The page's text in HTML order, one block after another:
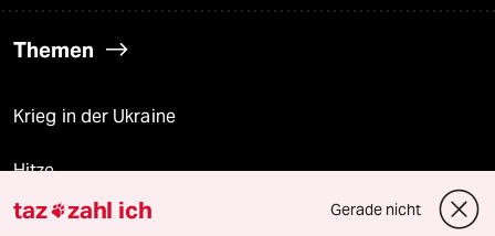
Themen
Krieg in der Ukraine
Hitze
US-Demokraten
taz zahl ich Gerade nicht